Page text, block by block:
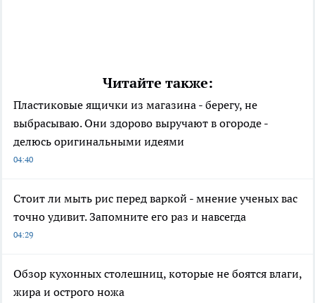
Читайте также:
Пластиковые ящички из магазина - берегу, не
выбрасываю. Они здорово выручают в огороде -
делюсь оригинальными идеями
04:40
Стоит ли мыть рис перед варкой - мнение ученых вас
точно удивит. Запомните его раз и навсегда
04:29
Обзор кухонных столешниц, которые не боятся влаги,
жира и острого ножа